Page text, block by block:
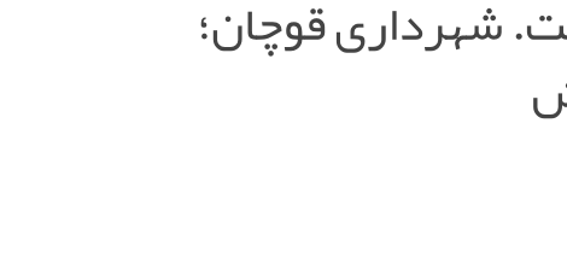
شهرداری قوچان؛